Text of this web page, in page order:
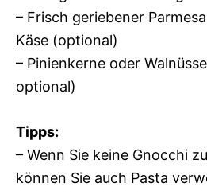
– Frisch geriebener
Käse (optional)
– Pinienkerne oder
optional)
Tipps:
– Wenn Sie keine Gnocchi
können Sie auch Pasta